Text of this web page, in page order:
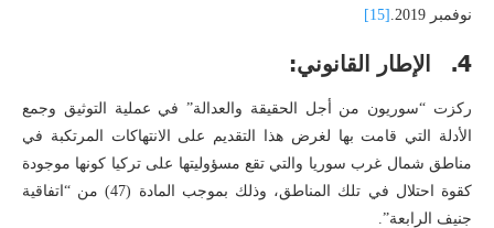
نوفمبر 2019.
[15]
4. الإطار القانوني:
ركزت “سوريون من أجل الحقيقة والعدالة” في عملية التوثيق وجمع
الأدلة التي قامت بها لغرض هذا التقديم على الانتهاكات المرتكبة في
مناطق شمال غرب سوريا والتي تقع مسؤوليتها على تركيا كونها موجودة
كقوة احتلال في تلك المناطق، وذلك بموجب المادة (47) من “اتفاقية
جنيف الرابعة”.